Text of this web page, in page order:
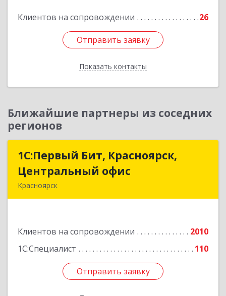
Клиентов на сопровождении 26
Отправить заявку
Показать контакты
Отправить заявку
Назад
Ближайшие партнеры из соседних
регионов
1С:Первый Бит, Красноярск,
Центральный офис
Красноярск
Клиентов на сопровождении
2010
1С:Специалист
110
Отправить заявку
1С:Первый Бит, Красноярск,
Центральный офис
Подробнее
Отправить заявку